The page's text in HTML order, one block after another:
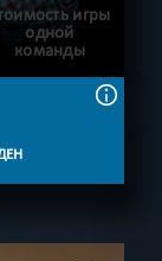
игры
одной
команды